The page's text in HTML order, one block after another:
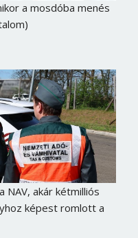
a mosdóba menés
NAV, akár kétmilliós
képest romlott a